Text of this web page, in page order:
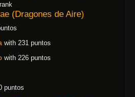
(Dragones de Aire)
with 231 puntos
with 226 puntos
puntos